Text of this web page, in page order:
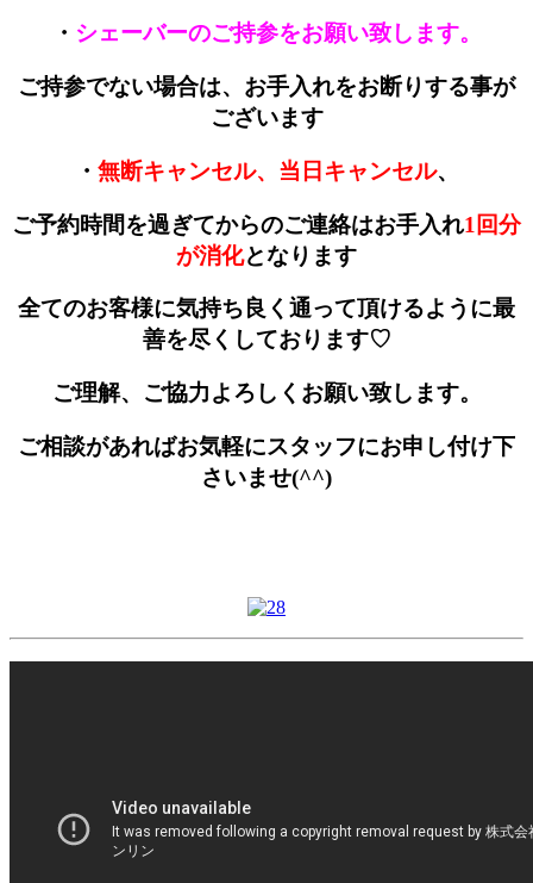
・ シェーバーのご持参をお願い致します。
ご持参でない場合は、お手入れをお断りする事が
ございます
・ 無断キャンセル、当日キャンセル、
ご予約時間を過ぎてからのご連絡はお手入れ1回分
が消化となります
全てのお客様に気持ち良く通って頂けるように最
善を尽くしております♡
ご理解、ご協力よろしくお願い致します。
ご相談があればお気軽にスタッフにお申し付け下
さいませ(^^)